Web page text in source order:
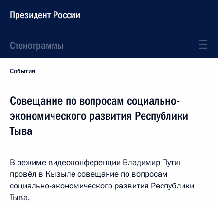
Президент России
Стенограммы
События
Совещание по вопросам социально-
экономического развития Республики
Тыва
В режиме видеоконференции Владимир Путин
провёл в Кызыле совещание по вопросам
социально-экономического развития Республики
Тыва.